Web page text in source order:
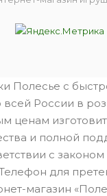
Полесье с
всей России в
ценам
и полной
с
для
магазин